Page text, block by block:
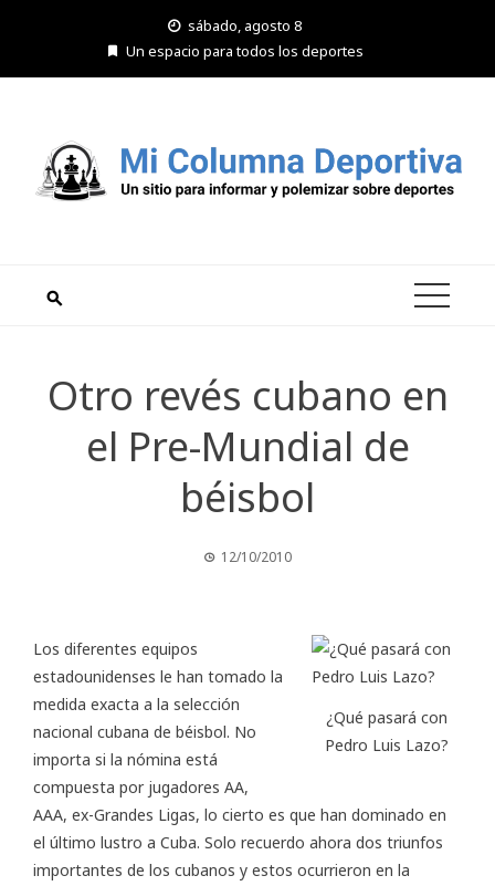
sábado, agosto 8
Un espacio para todos los deportes
Otro revés cubano en
el Pre-Mundial de
béisbol
12/10/2010
¿Qué pasará con
Pedro Luis Lazo?
Los diferentes equipos
estadounidenses le han tomado la
medida exacta a la selección
nacional cubana de béisbol. No
importa si la nómina está
compuesta por jugadores AA,
AAA, ex-Grandes Ligas, lo cierto es que han dominado en
el último lustro a Cuba. Solo recuerdo ahora dos triunfos
importantes de los cubanos y estos ocurrieron en la